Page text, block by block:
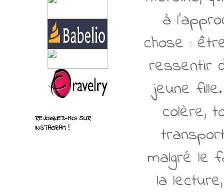
à
chose :
ressentir
jeune
colère,
malgré le
la
REJOIGNEZ-MOI SUR
INSTAGRAM !